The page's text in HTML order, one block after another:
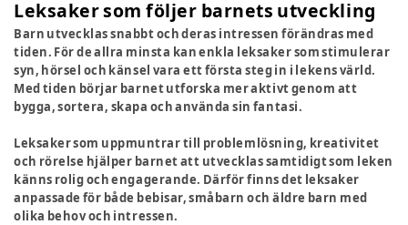
Leksaker som följer barnets utveckling
Barn utvecklas snabbt och deras intressen förändras med
tiden. För de allra minsta kan enkla leksaker som stimulerar
syn, hörsel och känsel vara ett första steg in i lekens värld.
Med tiden börjar barnet utforska mer aktivt genom att
bygga, sortera, skapa och använda sin fantasi.
Leksaker som uppmuntrar till problemlösning, kreativitet
och rörelse hjälper barnet att utvecklas samtidigt som leken
känns rolig och engagerande. Därför finns det leksaker
anpassade för både bebisar, småbarn och äldre barn med
olika behov och intressen.